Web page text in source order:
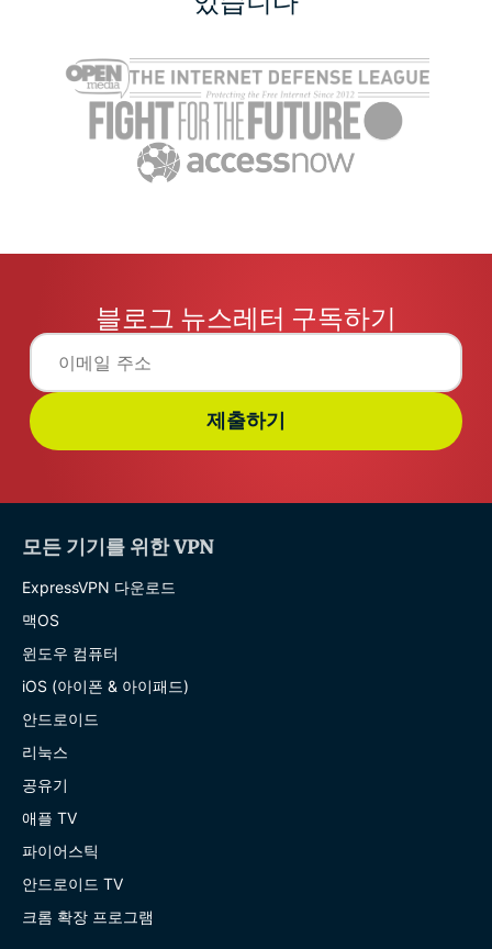
블로그 뉴스레터 구독하기
제출하기
모든 기기를 위한 VPN
ExpressVPN 다운로드
맥OS
윈도우 컴퓨터
iOS (아이폰 & 아이패드)
안드로이드
리눅스
공유기
애플 TV
파이어스틱
안드로이드 TV
크롬 확장 프로그램